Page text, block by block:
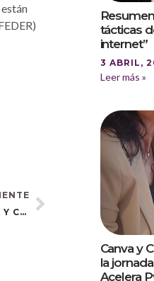
ÉXITO ROTUNDO EN LA JORNADA SOBRE CANVA Y CAPCUT CELEBRADA EN SEVILLA
tácticas
internet”
3 ABRIL,
Leer más »
Canva y
la
Acelera